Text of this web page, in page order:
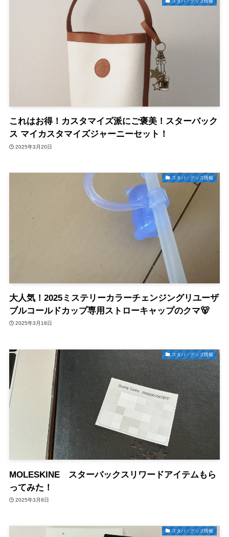
これはお得！カスタマイズ派にご褒美！スターバック
ス マイカスタマイズジャーニーセット！
2025年3月20日
スタバ・グッズ情報
大人気！2025ミステリーカラーチェンジングリユーザ
ブルコールドカップ専用ストローキャップのクマ🐻
2025年3月18日
スタバ・グッズ情報
MOLESKINE スターバックスリワードアイテムもら
ってみた！
2025年3月8日
スタバ・グッズ情報